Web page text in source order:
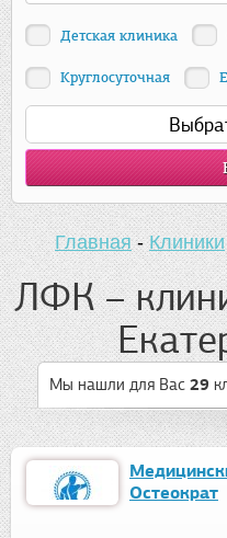
Акции
Услуги
Детская клиника
Круглосуточная
Главная-Клиники
ЛФК –
Мы нашли для Вас 29
Остеократ